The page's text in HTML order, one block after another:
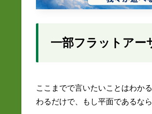
一部フラットアー
ここまでで言いたいことはわか
わるだけで、もし平面であるな